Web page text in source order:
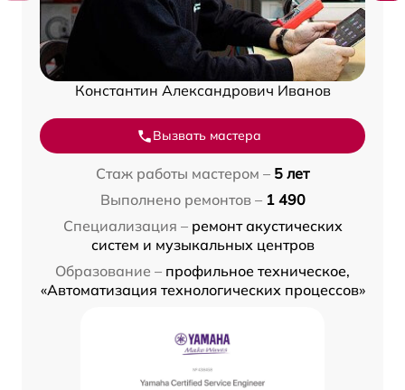
Константин Александрович Иванов
Вызвать мастера
Стаж работы мастером – 5 лет
Выполнено ремонтов – 1 490
Специализация – ремонт акустических
систем и музыкальных центров
Образование – профильное техническое,
«Автоматизация технологических процессов»